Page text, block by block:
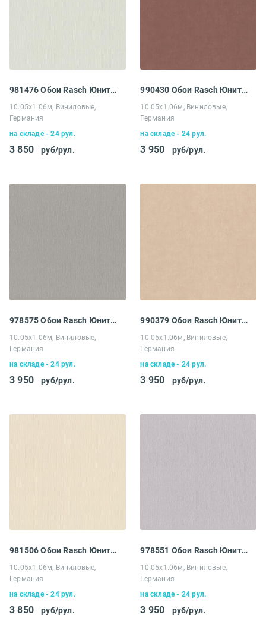
981476 Обои Rasch Юнитекс
10.05х1.06м, Виниловые,
Германия
на складе - 24 рул.
3 850 руб/рул.
990430 Обои Rasch Юнитекс
10.05х1.06м, Виниловые,
Германия
на складе - 24 рул.
3 950 руб/рул.
978575 Обои Rasch Юнитекс
10.05х1.06м, Виниловые,
Германия
на складе - 24 рул.
3 950 руб/рул.
990379 Обои Rasch Юнитекс
10.05х1.06м, Виниловые,
Германия
на складе - 24 рул.
3 950 руб/рул.
981506 Обои Rasch Юнитекс
10.05х1.06м, Виниловые,
Германия
на складе - 24 рул.
3 850 руб/рул.
978551 Обои Rasch Юнитекс
10.05х1.06м, Виниловые,
Германия
на складе - 24 рул.
3 950 руб/рул.